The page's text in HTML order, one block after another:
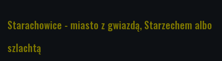
Starachowice - miasto z gwiazdą, Starzechem albo
szlachtą